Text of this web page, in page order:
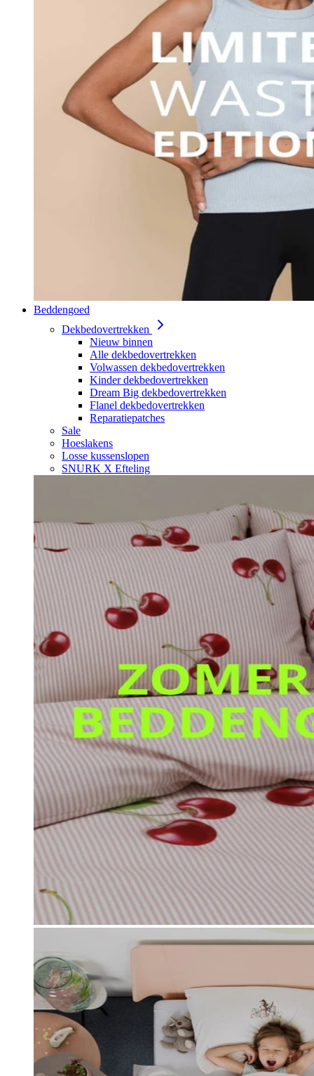
Beddengoed
Dekbedovertrekken
Nieuw binnen
Alle dekbedovertrekken
Volwassen dekbedovertrekken
Kinder dekbedovertrekken
Dream Big dekbedovertrekken
Flanel dekbedovertrekken
Reparatiepatches
Sale
Hoeslakens
Losse kussenslopen
SNURK X Efteling